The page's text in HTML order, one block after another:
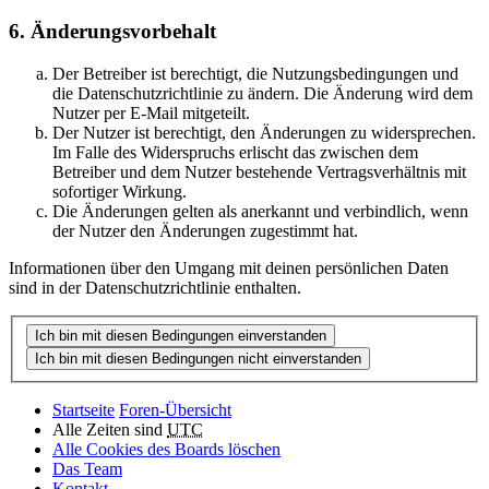
6. Änderungsvorbehalt
Der Betreiber ist berechtigt, die Nutzungsbedingungen und
die Datenschutzrichtlinie zu ändern. Die Änderung wird dem
Nutzer per E-Mail mitgeteilt.
Der Nutzer ist berechtigt, den Änderungen zu widersprechen.
Im Falle des Widerspruchs erlischt das zwischen dem
Betreiber und dem Nutzer bestehende Vertragsverhältnis mit
sofortiger Wirkung.
Die Änderungen gelten als anerkannt und verbindlich, wenn
der Nutzer den Änderungen zugestimmt hat.
Informationen über den Umgang mit deinen persönlichen Daten
sind in der Datenschutzrichtlinie enthalten.
Startseite Foren-Übersicht
Alle Zeiten sind UTC
Alle Cookies des Boards löschen
Das Team